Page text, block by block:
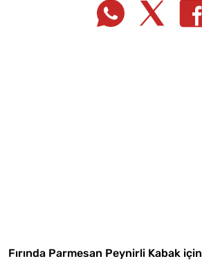
Fırında Parmesan Peynirli Kabak için